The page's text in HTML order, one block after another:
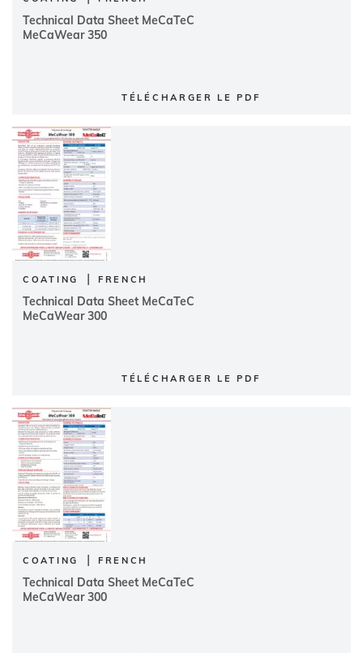
Technical Data Sheet MeCaTeC
MeCaWear 350
TÉLÉCHARGER LE PDF
COATING | FRENCH
Technical Data Sheet MeCaTeC
MeCaWear 300
TÉLÉCHARGER LE PDF
COATING | FRENCH
Technical Data Sheet MeCaTeC
MeCaWear 300